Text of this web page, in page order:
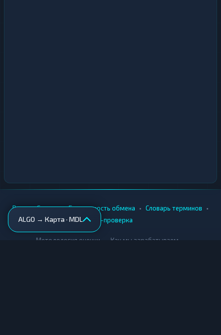
ALGO → Карта · MDL
Вики • Города • Безопасность обмена • Словарь терминов •
AML-проверка
Методология оценки Как мы зарабатываем